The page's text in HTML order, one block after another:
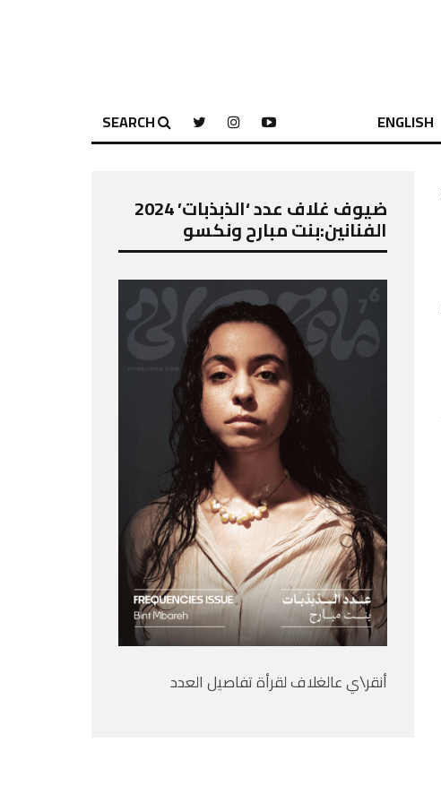
ENGLISH
SEARCH
ضيوف غلاف عدد ‘الذبذبات’ 2024
الفنانين:بنت مبارح ونكسو
أنقر\ي عالغلاف لقرأة تفاصيل العدد